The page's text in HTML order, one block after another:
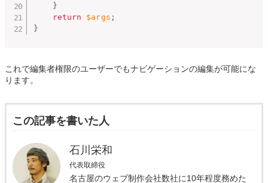
}
return
$args ;
}
これで編集者権限のユーザーでもナビゲーションの編集が可能にな
ります。
この記事を書いた人
石川栄和
代表取締役
名古屋のウェブ制作会社数社に10年程度務めた